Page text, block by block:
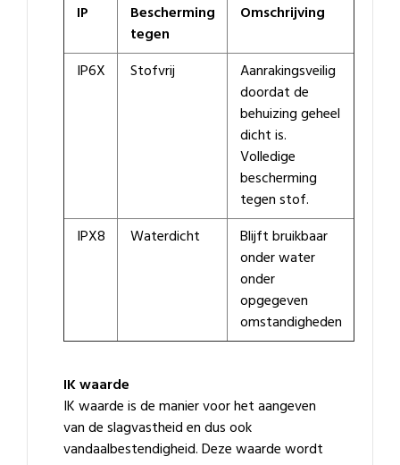
IP
Bescherming
tegen
Omschrijving
IP6X Stofvrij
Aanrakingsveilig
doordat de
behuizing geheel
dicht is.
Volledige
bescherming
tegen stof.
IPX8
Waterdicht
Blijft bruikbaar
onder water
onder
opgegeven
omstandigheden
IK waarde
IK waarde is de manier voor het aangeven
van de slagvastheid en dus ook
vandaalbestendigheid. Deze waarde wordt